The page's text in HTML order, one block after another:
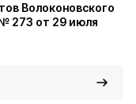
Волоконовского
273 от 29 июля